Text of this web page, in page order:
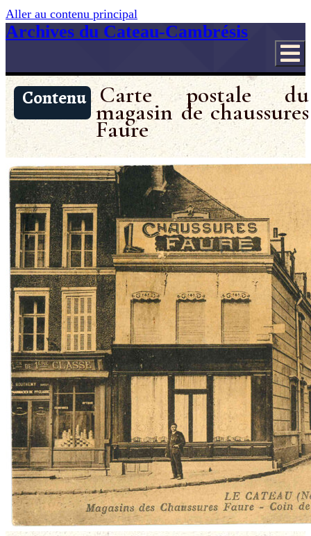
Aller au contenu principal
Archives du Cateau-Cambrésis
Contenu Carte postale du
magasin de chaussures
Faure